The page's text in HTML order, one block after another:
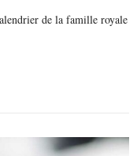
de la famille royale